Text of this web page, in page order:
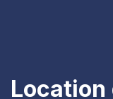
Location